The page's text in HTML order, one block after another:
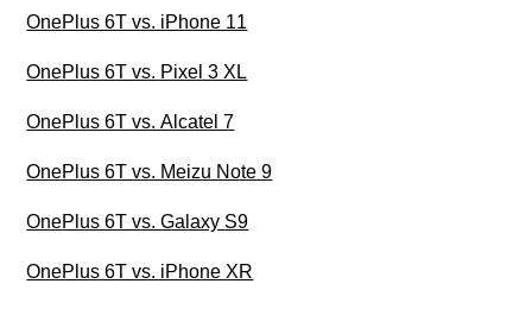
OnePlus 6T vs. iPhone 11
OnePlus 6T vs. Pixel 3 XL
OnePlus 6T vs. Alcatel 7
OnePlus 6T vs. Meizu Note 9
OnePlus 6T vs. Galaxy S9
OnePlus 6T vs. iPhone XR